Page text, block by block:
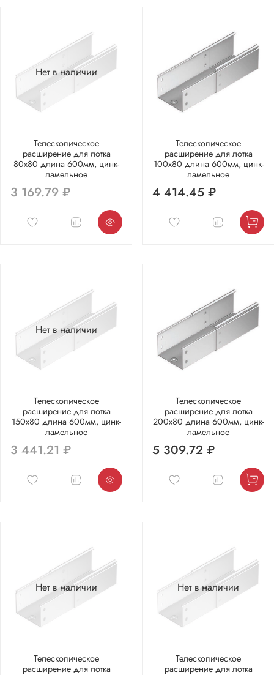
Нет в наличии
Телескопическое
расширение для лотка
80х80 длина 600мм, цинк-
ламельное
3 169.79 ₽
Телескопическое
расширение для лотка
100х80 длина 600мм, цинк-
ламельное
4 414.45 ₽
Нет в наличии
Телескопическое
расширение для лотка
150х80 длина 600мм, цинк-
ламельное
3 441.21 ₽
Телескопическое
расширение для лотка
200х80 длина 600мм, цинк-
ламельное
5 309.72 ₽
Нет в наличии
Телескопическое
расширение для лотка
Нет в наличии
Телескопическое
расширение для лотка